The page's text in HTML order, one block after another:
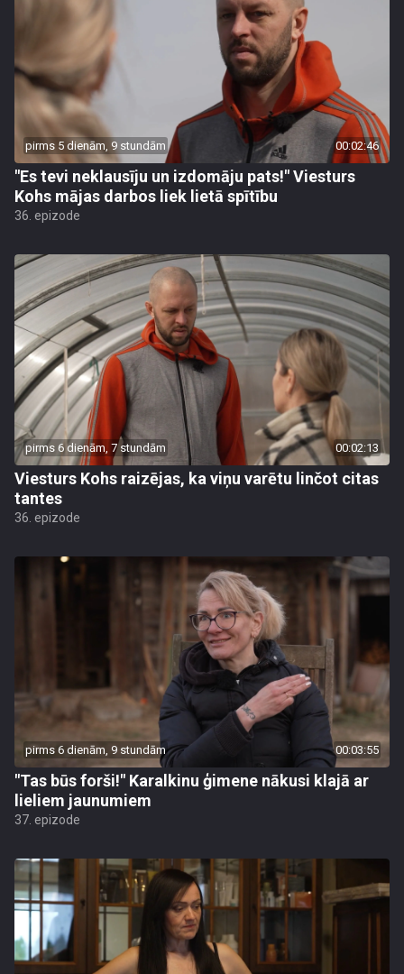
pirms 5 dienām, 9 stundām 00:02:46
"Es tevi neklausīju un izdomāju pats!" Viesturs
Kohs mājas darbos liek lietā spītību
36. epizode
pirms 6 dienām, 7 stundām 00:02:13
Viesturs Kohs raizējas, ka viņu varētu linčot citas
tantes
36. epizode
pirms 6 dienām, 9 stundām 00:03:55
"Tas būs forši!" Karalkinu ģimene nākusi klajā ar
lieliem jaunumiem
37. epizode